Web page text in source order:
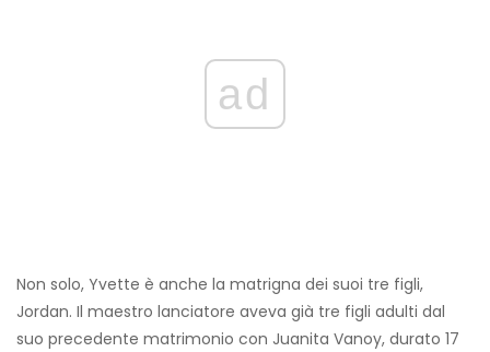
ad
Non solo, Yvette è anche la matrigna dei suoi tre figli,
Jordan. Il maestro lanciatore aveva già tre figli adulti dal
suo precedente matrimonio con Juanita Vanoy, durato 17